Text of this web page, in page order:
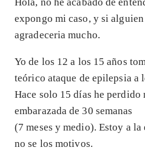
expongo mi caso, y si
agradeceria mucho.
Yo de los 12 a los 15 años
teórico ataque de epilepsia a
Hace solo 15 días he perdido
embarazada de 30 semanas
(7 meses y medio). Estoy a la
no se los motivos.